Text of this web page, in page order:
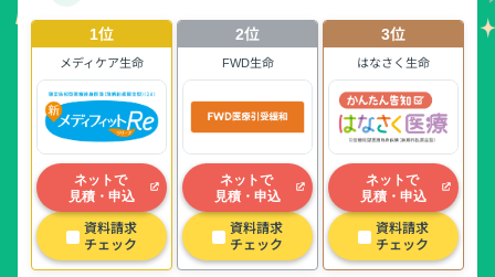
1位
メディケア生命
ネットで
見積・申込
資料請求
チェック
2位
FWD生命
ネットで
見積・申込
資料請求
チェック
3位
はなさく生命
ネットで
見積・申込
資料請求
チェック